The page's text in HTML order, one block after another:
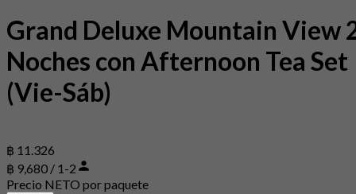
Grand Deluxe Mountain View
Noches con Afternoon Tea Set
(Vie-Sáb)
฿ 11.326
฿ 9,680 / 1-2
Precio NETO por paquete